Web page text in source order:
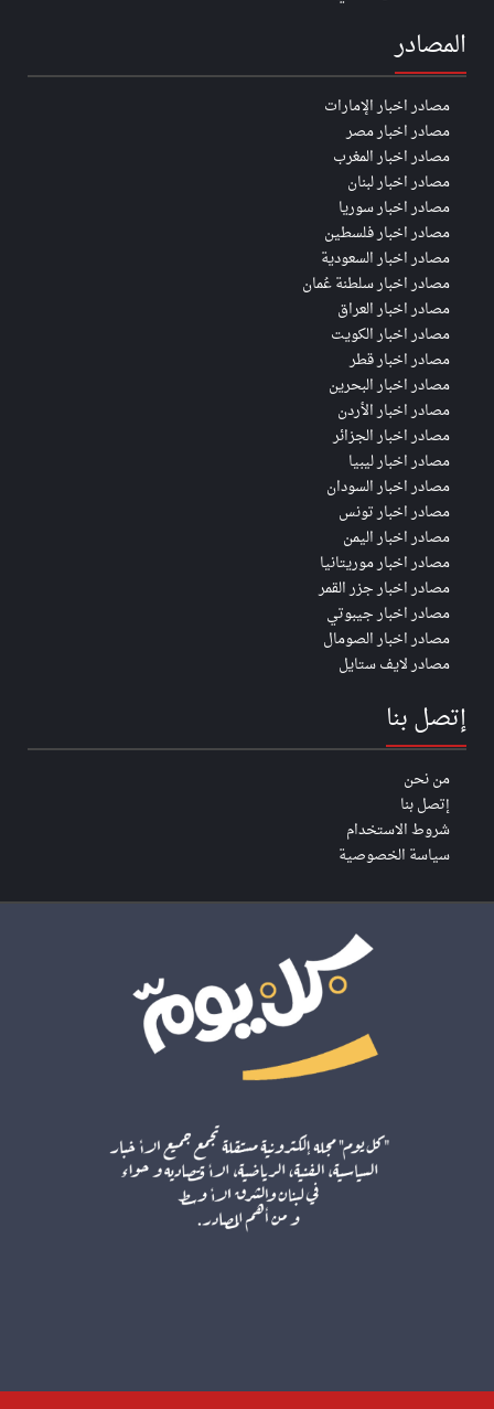
المصادر
مصادر اخبار الإمارات
مصادر اخبار مصر
مصادر اخبار المغرب
مصادر اخبار لبنان
مصادر اخبار سوريا
مصادر اخبار فلسطين
مصادر اخبار السعودية
مصادر اخبار سلطنة عُمان
مصادر اخبار العراق
مصادر اخبار الكويت
مصادر اخبار قطر
مصادر اخبار البحرين
مصادر اخبار الأردن
مصادر اخبار الجزائر
مصادر اخبار ليبيا
مصادر اخبار السودان
مصادر اخبار تونس
مصادر اخبار اليمن
مصادر اخبار موريتانيا
مصادر اخبار جزر القمر
مصادر اخبار جيبوتي
مصادر اخبار الصومال
مصادر لايف ستايل
إتصل بنا
من نحن
إتصل بنا
شروط الاستخدام
سياسة الخصوصية